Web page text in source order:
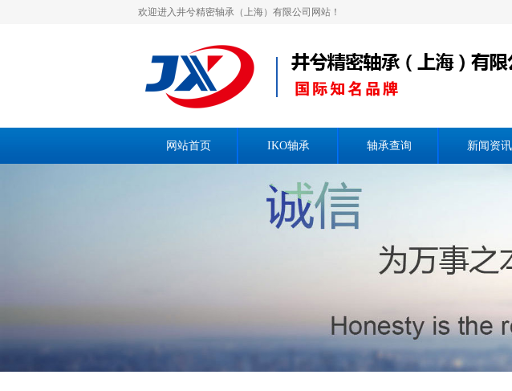
欢迎进入井兮精密轴承（上海）有限公司网站！
网站首页 IKO轴承 轴承查询 新闻资讯